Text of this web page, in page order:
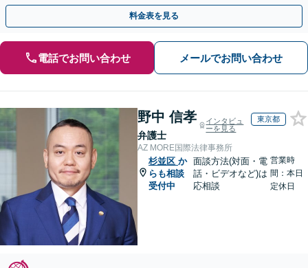
中国語、タイ語等対応可能です（通訳料別途）。
料金表を見る
電話でお問い合わせ メールでお問い合わせ
野中 信孝
弁護士
インタビュ
ーを見る
東京都
AZ MORE国際法律事務所
杉並区 か
らも相談
受付中
面談方法(対面・電
話・ビデオなど)は
応相談
営業時
間：本日
定休日